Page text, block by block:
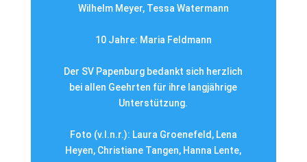
Wilhelm Meyer, Tessa Watermann
10 Jahre: Maria Feldmann
Der SV Papenburg bedankt sich herzlich
bei allen Geehrten für ihre langjährige
Unterstützung.
Foto (v.l.n.r.): Laura Groenefeld, Lena
Heyen, Christiane Tangen, Hanna Lente,